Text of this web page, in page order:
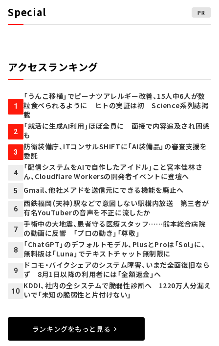
Special PR
アクセスランキング
1
「うんこ移植」でピーナツアレルギー改善、15人中6人が数
粒食べられるように ヒトの実証は初 Science系列誌掲
載
2
「就活に生成AI利用」ほぼ全員に 面接で内容追及され困惑
も
3
防衛装備庁、ITコンサルSHIFTに「AI装備品」の審査支援を
委託
4
「配信システムをAIで自作したアイドル」こと宮本佳林さ
ん、Cloudflare Workersの開発者イベントに登壇へ
5 Gmail、他社メアドを送信元にできる機能を廃止へ
6
西鉄福岡（天神）駅などで意図しない駅構内放送 第三者が
有名YouTuberの音声を不正に流したか
7
手術中の大地震、患者守る医療スタッフ……熊本総合病院
の動画に反響 「プロの動き」「尊敬」
8
「ChatGPT」のデフォルトモデル、PlusとProは「Sol」に、
無料版は「Luna」でテキストチャット無制限に
9
ドコモ・バイクシェアのシステム障害、いまだ全面復旧なら
ず 8月1日以降の利用者には「全額返金」へ
10
KDDI、社内の全システムで脆弱性診断へ 1220万人分漏え
いで「未知の脆弱性と片付けない」
ランキングをもっと見る